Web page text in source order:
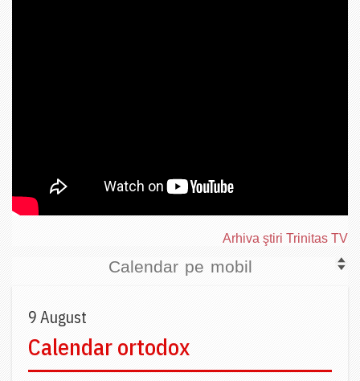
Arhiva ştiri Trinitas TV
Calendar pe mobil
9 August
Calendar ortodox